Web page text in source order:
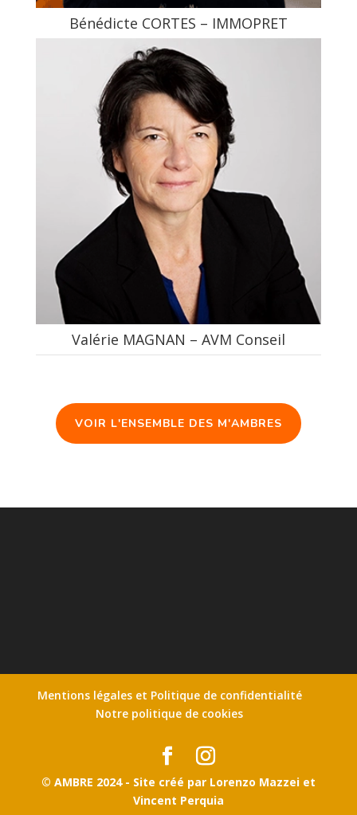
Bénédicte CORTES – IMMOPRET
Valérie MAGNAN – AVM Conseil
VOIR L'ENSEMBLE DES M'AMBRES
Mentions légales et Politique de confidentialité
Notre politique de cookies
© AMBRE 2024 - Site créé par Lorenzo Mazzei et
Vincent Perquia